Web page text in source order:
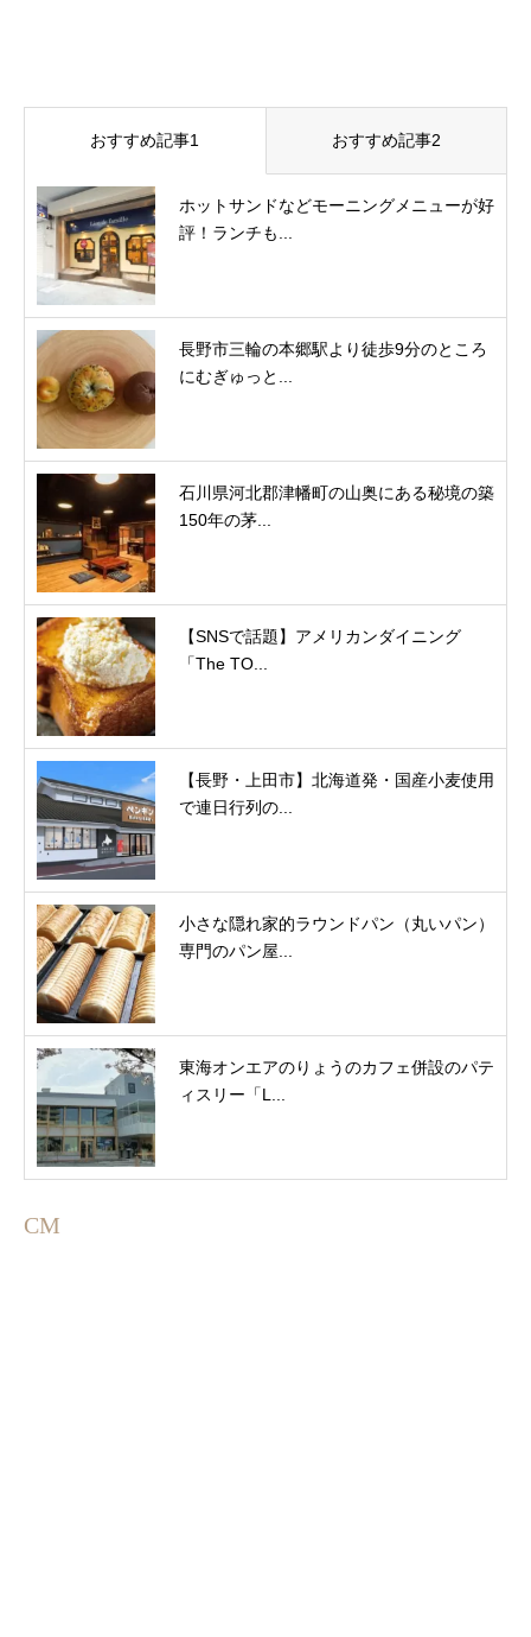
おすすめ記事1 おすすめ記事2
ホットサンドなどモーニングメニューが好
評！ランチも...
長野市三輪の本郷駅より徒歩9分のところ
にむぎゅっと...
石川県河北郡津幡町の山奥にある秘境の築
150年の茅...
【SNSで話題】アメリカンダイニング
「The TO...
【長野・上田市】北海道発・国産小麦使用
で連日行列の...
小さな隠れ家的ラウンドパン（丸いパン）
専門のパン屋...
東海オンエアのりょうのカフェ併設のパテ
ィスリー「L...
CM